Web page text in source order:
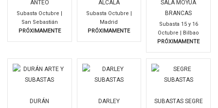
ANTEO
Subasta Octubre |
San Sebastián
PRÓXIMAMENTE
ALCALÁ
Subasta Octubre |
Madrid
PRÓXIMAMENTE
SALA MOYÚA
BRANCAS
Subasta 15 y 16
Octubre | Bilbao
PRÓXIMAMENTE
DURÁN DARLEY SUBASTAS SEGRE